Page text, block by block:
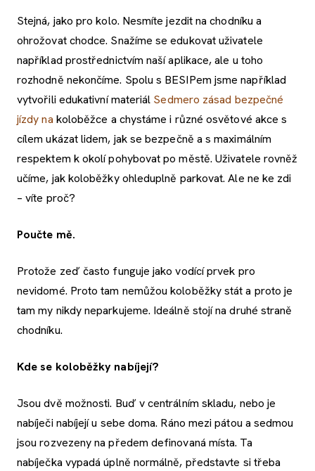
Stejná, jako pro kolo. Nesmíte jezdit na chodníku a
ohrožovat chodce. Snažíme se edukovat uživatele
například prostřednictvím naší aplikace, ale u toho
rozhodně nekončíme. Spolu s BESIPem jsme například
vytvořili edukativní materiál Sedmero zásad bezpečné
jízdy na koloběžce a chystáme i různé osvětové akce s
cílem ukázat lidem, jak se bezpečně a s maximálním
respektem k okolí pohybovat po městě. Uživatele rovněž
učíme, jak koloběžky ohleduplně parkovat. Ale ne ke zdi
– víte proč?
Poučte mě.
Protože zeď často funguje jako vodící prvek pro
nevidomé. Proto tam nemůžou koloběžky stát a proto je
tam my nikdy neparkujeme. Ideálně stojí na druhé straně
chodníku.
Kde se koloběžky nabíjejí?
Jsou dvě možnosti. Buď v centrálním skladu, nebo je
nabíječi nabíjejí u sebe doma. Ráno mezi pátou a sedmou
jsou rozvezeny na předem definovaná místa. Ta
nabíječka vypadá úplně normálně, představte si třeba